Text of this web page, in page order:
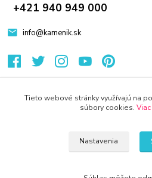
+421 940 949 000
info@kamenik.sk
Tieto webové stránky využívajú na
súbory cookies.
Nastavenia